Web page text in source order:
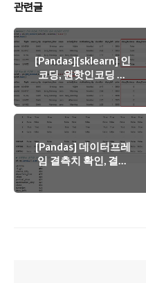
관련글
[Pandas][sklearn] 인
코딩, 원핫인코딩 범
주형데이터 수치형으
로 변환하기 ::
pd.factorize
pd.get_dummies
[Pandas] 데이터프레
임 결측치 확인, 결측
치 처리 삭제 대체 ::
isnull, dropna, fillna,